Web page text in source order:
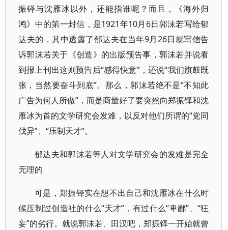
振铎与沈雁冰以外，还能指谁呢？而且，《海外归
鸿》中的第一封信，是1921年10月6日郭沫若写给郁
达夫的，其中透露了郁达夫在当年9月26日就写信告
诉郭沫若关于《创造》的出版预告事，郭沫若并说看
到报上刊出这则预告后“感得快意”，还说“我们旗鼓既
张，当然要奋斗到底”。那么，郭沫若绝不是“不知此
广告为何人所做”，而是商量好了要突然向郑振铎和沈
雁冰为首的文学研究会发难，以反对他们所谓的“党同
伐异”、“压制天才”。
郁达夫和郭沫若等人对文学研究会的发难是完全
无理的
可是，郑振铎实在想不出自己和沈雁冰在什么时
候压制过创造社的什么“天才”，有过什么“卑鄙”、“狂
妄”的劣行。就说郭沫若、田汉吧，郑振铎一开始就曾